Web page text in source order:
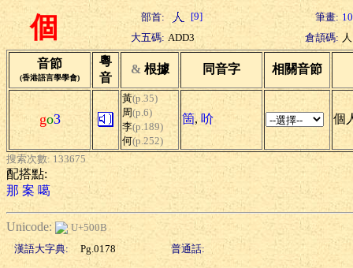
個 部首: [9] 筆畫: 10
大五碼: ADD3 倉頡碼:
音節
(香港語言學學會)
粵
音
& 根據 同音字 相關音節
go3
黃(p.35)
周(p.6)
李(p.189)
何(p.252)
箇, 吤 個
搜索次數: 133675
配搭點:
那 案 噶
Unicode:
U+500B
漢語大字典:
Pg.0178 普通話: